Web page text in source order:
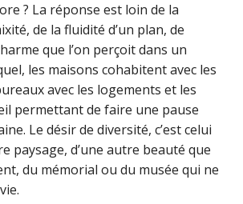
? La réponse est loin de la
de la fluidité d’un plan, de
que l’on perçoit dans un
les maisons cohabitent avec les
avec les logements et les
permettant de faire une pause
Le désir de diversité, c’est celui
paysage, d’une autre beauté que
du mémorial ou du musée qui ne